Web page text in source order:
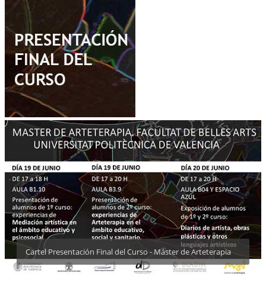
Cartel Presentación Final del Curso - Máster de Arteterapia